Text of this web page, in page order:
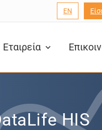
EN
Εταιρεία
HIS